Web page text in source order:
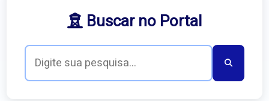
Buscar no Portal